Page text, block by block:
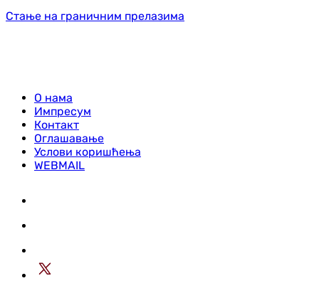
Стање на граничним прелазима
О нама
Импресум
Контакт
Оглашавање
Услови коришћења
WEBMAIL